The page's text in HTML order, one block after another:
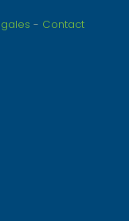
Contact